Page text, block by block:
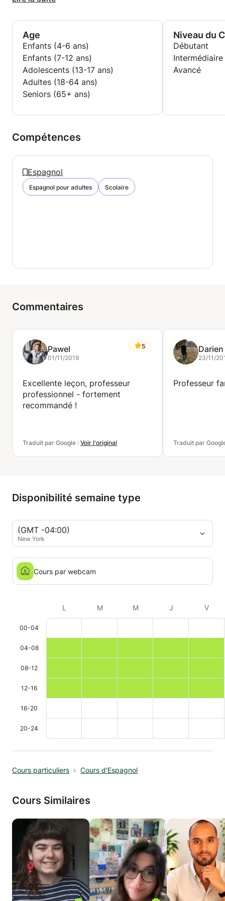
d'avis.
Spécialités:
-Phonétique / prononciation
Conversations de base / avancées
Espagnol des affaires
-Etudiants de premier cycle (5-15 ans)
Culture et littérature espagnoles et latino-
américaines
J'ai hâte de vous apprendre. Gracias!
Age
Enfants (4-6 ans)
Enfants (7-12 ans)
Adolescents (13-17 ans)
Adultes (18-64 ans)
Seniors (65+ ans)
Niveau du
Débutant
Intermédiaire
Avancé
Compétences
Espagnol
Espagnol pour adultes Scolaire
Commentaires
Pawel
01/11/2019
5
Excellente leçon, professeur
professionnel - fortement
recommandé !
Traduit par Google : Voir l'original
Darien
23/11/
Professeur
Traduit par
Disponibilité semaine type
(GMT -04:00)
New York
Cours par webcam
L M M J V
00-04
04-08
08-12
12-16
16-20
20-24
Cours particuliers Cours d'Espagnol
Cours Similaires